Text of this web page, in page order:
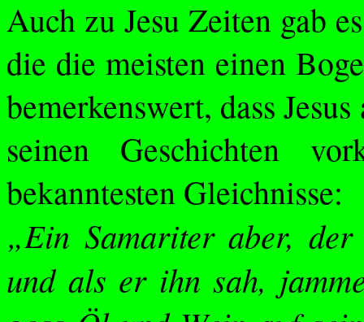
Auch zu Jesu Zeiten gab
die die meisten einen
bemerkenswert, dass
seinen Geschichten
bekanntesten Gleichnisse:
„Ein Samariter aber,
und als er ihn sah,